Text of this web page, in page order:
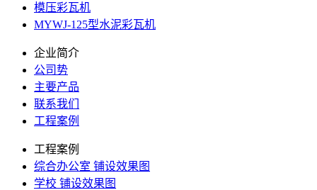
模压彩瓦机
MYWJ-125型水泥彩瓦机
企业简介
公司势
主要产品
联系我们
工程案例
工程案例
综合办公室 铺设效果图
学校 铺设效果图